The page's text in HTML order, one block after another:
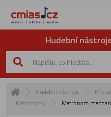
Hudební
Hudební nástroje
Metronomy
Metronom